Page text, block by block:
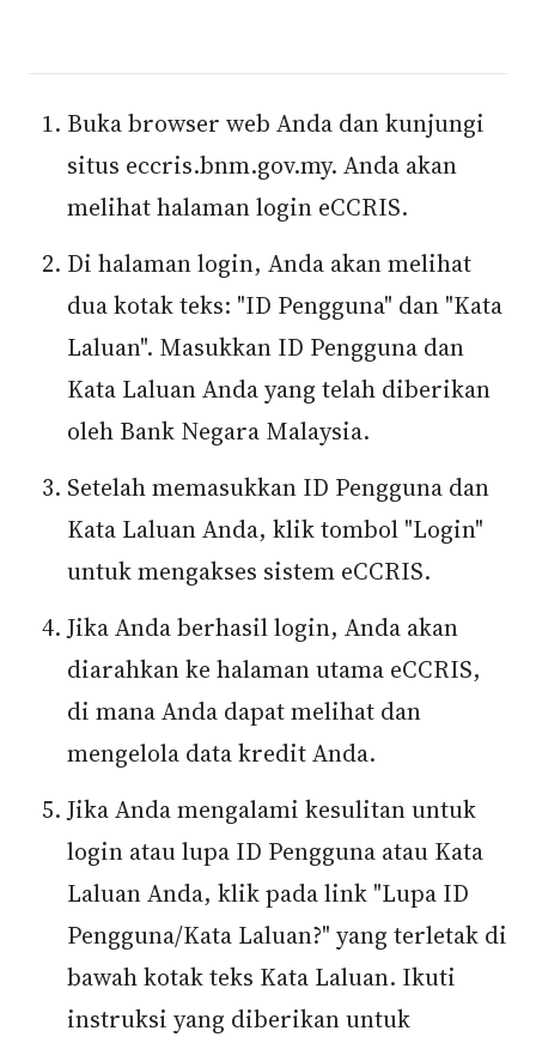
Buka browser web Anda dan kunjungi
situs eccris.bnm.gov.my. Anda akan
melihat halaman login eCCRIS.
Di halaman login, Anda akan melihat
dua kotak teks: "ID Pengguna" dan "Kata
Laluan". Masukkan ID Pengguna dan
Kata Laluan Anda yang telah diberikan
oleh Bank Negara Malaysia.
Setelah memasukkan ID Pengguna dan
Kata Laluan Anda, klik tombol "Login"
untuk mengakses sistem eCCRIS.
Jika Anda berhasil login, Anda akan
diarahkan ke halaman utama eCCRIS,
di mana Anda dapat melihat dan
mengelola data kredit Anda.
Jika Anda mengalami kesulitan untuk
login atau lupa ID Pengguna atau Kata
Laluan Anda, klik pada link "Lupa ID
Pengguna/Kata Laluan?" yang terletak di
bawah kotak teks Kata Laluan. Ikuti
instruksi yang diberikan untuk